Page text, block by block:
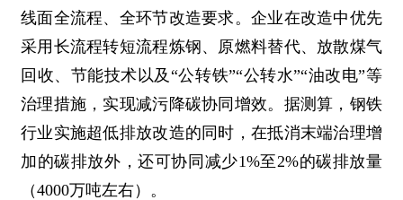
线面全流程、全环节改造要求。企业在改造中优先
采用长流程转短流程炼钢、原燃料替代、放散煤气
回收、节能技术以及“公转铁”“公转水”“油改电”等
治理措施，实现减污降碳协同增效。据测算，钢铁
行业实施超低排放改造的同时，在抵消末端治理增
加的碳排放外，还可协同减少1%至2%的碳排放量
（4000万吨左右）。